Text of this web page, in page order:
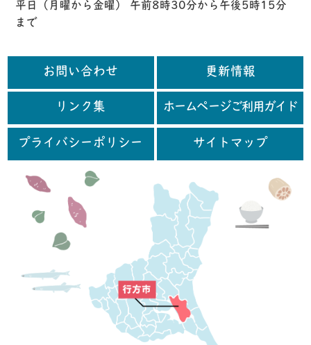
平日（月曜から金曜） 午前8時30分から午後5時15分
まで
お問い合わせ 更新情報
リンク集 ホームページご利用ガイド
プライバシーポリシー サイトマップ